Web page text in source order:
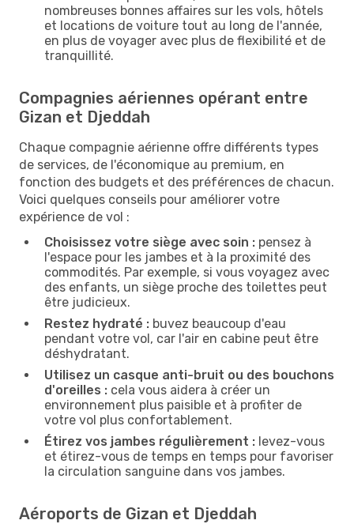
nombreuses bonnes affaires sur les vols, hôtels
et locations de voiture tout au long de l'année,
en plus de voyager avec plus de flexibilité et de
tranquillité.
Compagnies aériennes opérant entre
Gizan et Djeddah
Chaque compagnie aérienne offre différents types
de services, de l'économique au premium, en
fonction des budgets et des préférences de chacun.
Voici quelques conseils pour améliorer votre
expérience de vol :
Choisissez votre siège avec soin : pensez à
l'espace pour les jambes et à la proximité des
commodités. Par exemple, si vous voyagez avec
des enfants, un siège proche des toilettes peut
être judicieux.
Restez hydraté : buvez beaucoup d'eau
pendant votre vol, car l'air en cabine peut être
déshydratant.
Utilisez un casque anti-bruit ou des bouchons
d'oreilles : cela vous aidera à créer un
environnement plus paisible et à profiter de
votre vol plus confortablement.
Étirez vos jambes régulièrement : levez-vous
et étirez-vous de temps en temps pour favoriser
la circulation sanguine dans vos jambes.
Aéroports de Gizan et Djeddah